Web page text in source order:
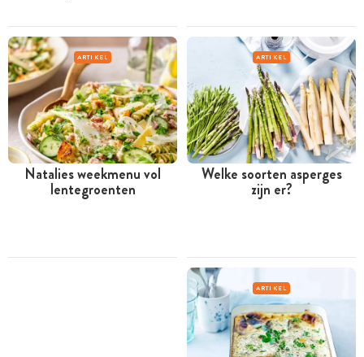
ARTIKEL
Natalies weekmenu vol
lentegroenten
ARTIKEL
Welke soorten asperges
zijn er?
ARTIKEL